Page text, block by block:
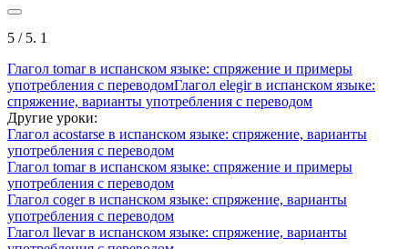
5 / 5. 1
Глагол tomar в испанском языке: спряжение и примеры
употребления с переводомГлагол elegir в испанском языке:
спряжение, варианты употребления с переводом
Другие уроки:
Глагол acostarse в испанском языке: спряжение, варианты
употребления с переводом
Глагол tomar в испанском языке: спряжение и примеры
употребления с переводом
Глагол coger в испанском языке: спряжение, варианты
употребления с переводом
Глагол llevar в испанском языке: спряжение, варианты